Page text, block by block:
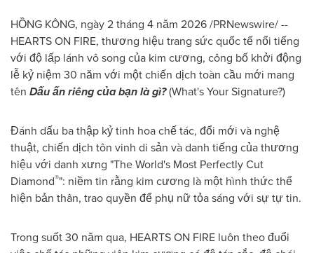
HỒNG KÔNG, ngày 2 tháng 4 năm 2026 /PRNewswire/ --
HEARTS ON FIRE, thương hiệu trang sức quốc tế nổi tiếng
với độ lấp lánh vô song của kim cương, công bố khởi động
lễ kỷ niệm 30 năm với một chiến dịch toàn cầu mới mang
tên Dấu ấn riêng của bạn là gì?(What's Your Signature?)
Đánh dấu ba thập kỷ tinh hoa chế tác, đổi mới và nghệ
thuật, chiến dịch tôn vinh di sản và danh tiếng của thương
hiệu với danh xưng "The World's Most Perfectly Cut
Diamond®": niềm tin rằng kim cương là một hình thức thể
hiện bản thân, trao quyền để phụ nữ tỏa sáng với sự tự tin.
Trong suốt 30 năm qua, HEARTS ON FIRE luôn theo đuổi